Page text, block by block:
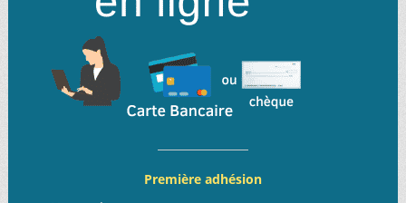
Première adhésion